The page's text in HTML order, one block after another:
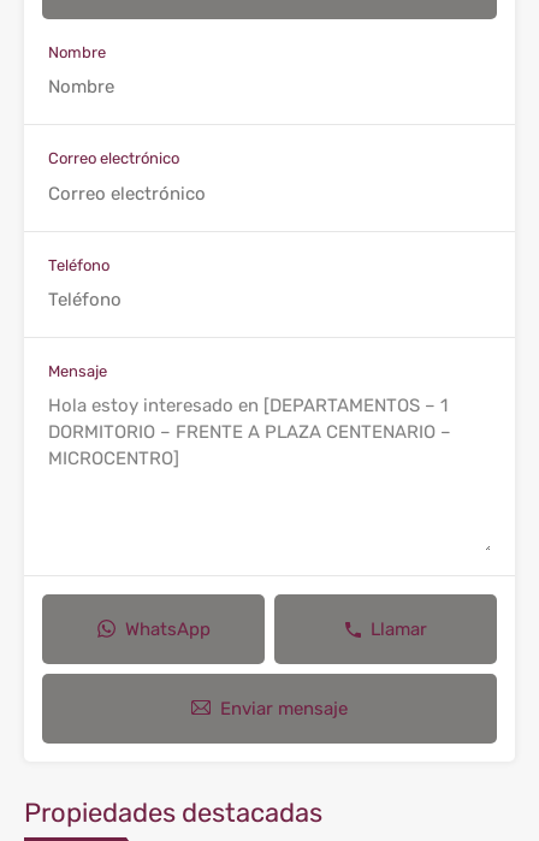
Nombre
Correo electrónico
Teléfono
Mensaje
WhatsApp Llamar
Enviar mensaje
Propiedades destacadas